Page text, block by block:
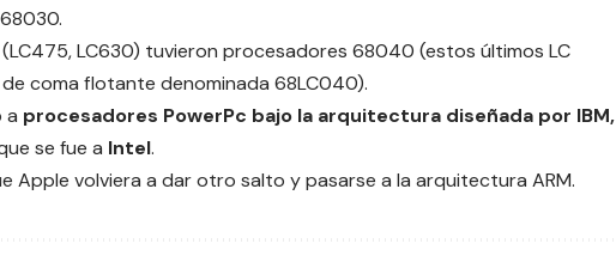
LC630) tuvieron procesadores 68040 (estos últimos LC
coma flotante denominada 68LC040).
a procesadores PowerPc bajo la arquitectura diseñada por IBM,
se fue a Intel.
Apple volviera a dar otro salto y pasarse a la arquitectura ARM.